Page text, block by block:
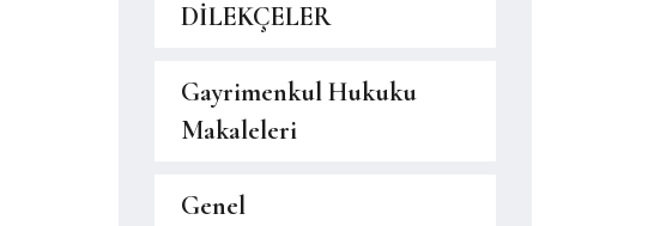
DİLEKÇELER
Gayrimenkul Hukuku
Makaleleri
Genel